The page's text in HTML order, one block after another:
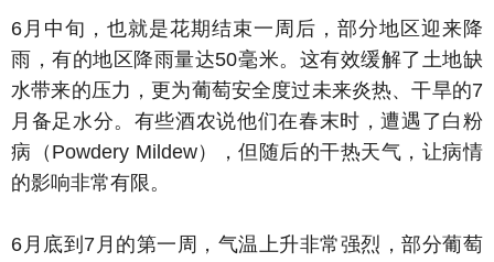
6月中旬，也就是花期结束一周后，部分地区迎来降
雨，有的地区降雨量达50毫米。这有效缓解了土地缺
水带来的压力，更为葡萄安全度过未来炎热、干旱的7
月备足水分。有些酒农说他们在春末时，遭遇了白粉
病（Powdery Mildew），但随后的干热天气，让病情
的影响非常有限。
6月底到7月的第一周，气温上升非常强烈，部分葡萄